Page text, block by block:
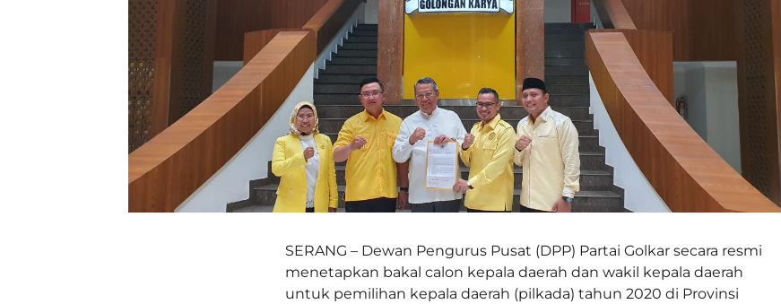
SERANG – Dewan Pengurus Pusat (DPP) Partai Golkar secara resmi
menetapkan bakal calon kepala daerah dan wakil kepala daerah
untuk pemilihan kepala daerah (pilkada) tahun 2020 di Provinsi